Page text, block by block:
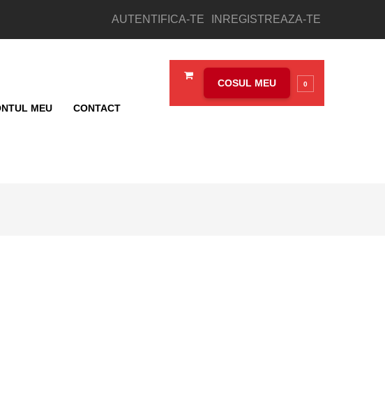
AUTENTIFICA-TE INREGISTREAZA-TE
COSUL MEU 0
MEU CONTACT